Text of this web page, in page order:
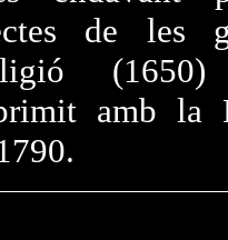
de les
amb la